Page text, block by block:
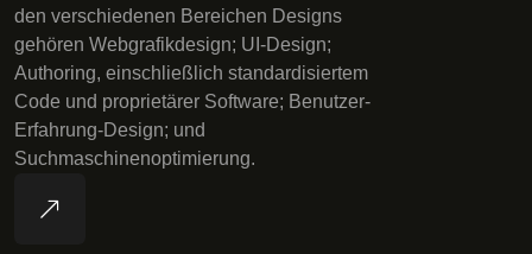
den verschiedenen Bereichen Designs
gehören Webgrafikdesign; UI-Design;
Authoring, einschließlich standardisiertem
Code und proprietärer Software; Benutzer-
Erfahrung-Design; und
Suchmaschinenoptimierung.